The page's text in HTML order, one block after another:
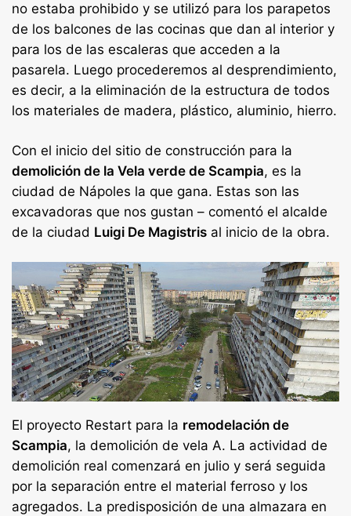
no estaba prohibido y se utilizó para los parapetos
de los balcones de las cocinas que dan al interior y
para los de las escaleras que acceden a la
pasarela. Luego procederemos al desprendimiento,
es decir, a la eliminación de la estructura de todos
los materiales de madera, plástico, aluminio, hierro.
Con el inicio del sitio de construcción para la
demolición de la Vela verde de Scampia, es la
ciudad de Nápoles la que gana. Estas son las
excavadoras que nos gustan – comentó el alcalde
de la ciudad Luigi De Magistris al inicio de la obra.
El proyecto Restart para la remodelación de
Scampia, la demolición de vela A. La actividad de
demolición real comenzará en julio y será seguida
por la separación entre el material ferroso y los
agregados. La predisposición de una almazara en